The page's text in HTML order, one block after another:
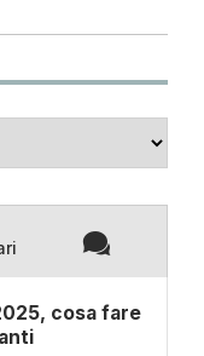
cosa fare